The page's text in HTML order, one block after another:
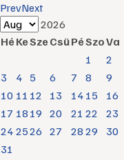
PrevNext
2026
HéKeSzeCsüPéSzoVa
1
2
3
4 5 6 7 8
9
10 11 12 13 14 15
16
17 18 19 20 21 22
23
24 2526 27 28 29
30
31